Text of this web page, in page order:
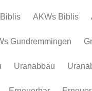
Krümmel
AKWs Biblis
und Konflikte
Atommüll
Rohstoffe
AKWs Biblis
Gundremmingen
Uranabbau